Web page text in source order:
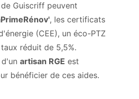
Guiscriff peuvent
, les certificats
(CEE), un éco-PTZ
réduit de 5,5%.
artisan RGE est
bénéficier de ces aides.